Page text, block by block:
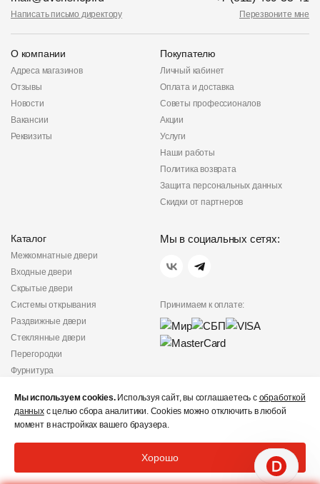
Написать письмо директору Перезвоните мне
О компании
Адреса магазинов
Отзывы
Новости
Вакансии
Реквизиты
Покупателю
Личный кабинет
Оплата и доставка
Советы профессионалов
Акции
Услуги
Наши работы
Политика возврата
Защита персональных данных
Скидки от партнеров
Каталог
Межкомнатные двери
Входные двери
Скрытые двери
Системы открывания
Раздвижные двери
Стеклянные двери
Перегородки
Фурнитура
Мы в социальных сетях:
Принимаем к оплате:
конфиденциальности
Не является публичной
© «Дверишоп» 2012 - 2026
Мы используем cookies.Используя сайт, вы соглашаетесь с обработкой
данныхс целью сбора аналитики. Cookies можно отключить в любой
момент в настройках вашего браузера.
Хорошо